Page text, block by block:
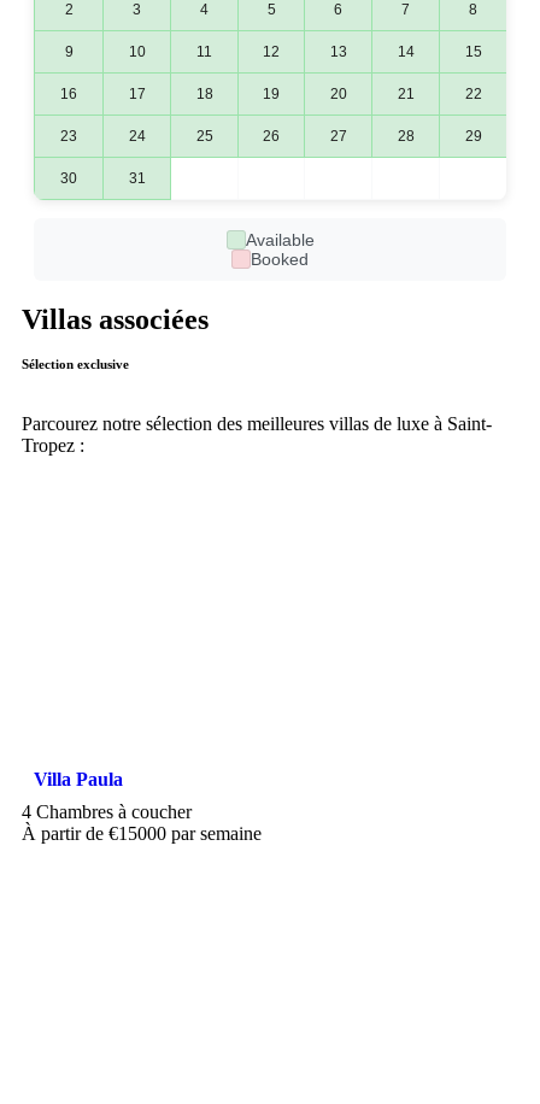
2 3 4 5 6 7 8
9 10 11 12 13 14 15
16 17 18 19 20 21 22
23 24 25 26 27 28 29
30 31
Available
Booked
Villas associées
Sélection exclusive
Parcourez notre sélection des meilleures villas de luxe à Saint-
Tropez :
Villa Paula
4 Chambres à coucher
À partir de €15000 par semaine